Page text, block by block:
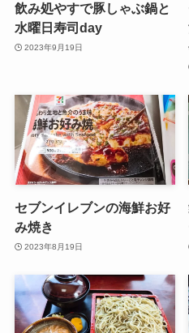
飲み処やすで豚しゃぶ鍋と
水曜日寿司day
2023年9月19日
セブンイレブンの海鮮お好
み焼き
2023年8月19日